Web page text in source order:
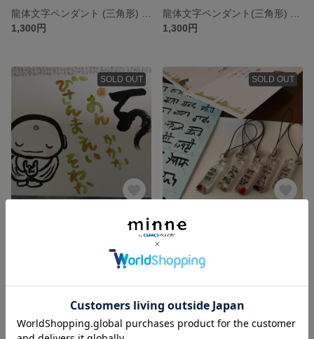
1,300円
1,300円
SOLD OUT
お地蔵様ポストカード 1枚 150円
SOLD OUT
500円